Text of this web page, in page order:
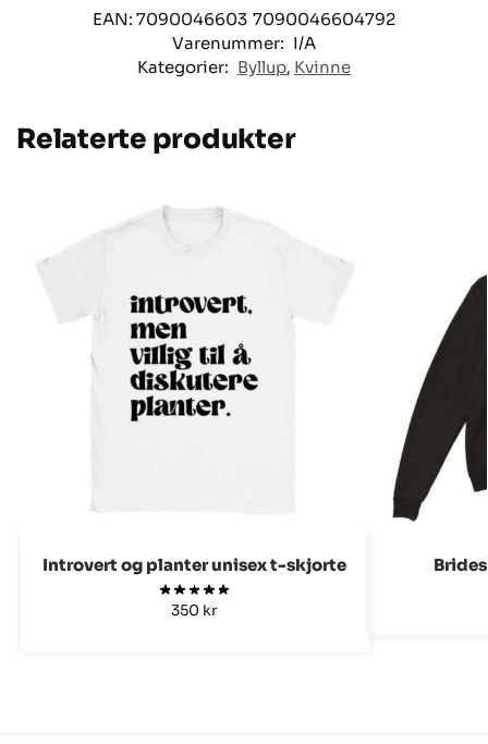
EAN: 7090046603 7090046604792
Varenummer: I/A
Kategorier: Byllup, Kvinne
Relaterte produkter
Introvert og planter unisex t-skjorte
350 kr